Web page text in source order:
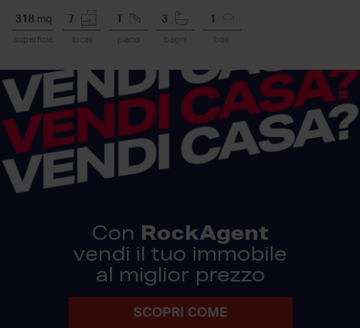
318 mq
superficie
7
locali piano
3
bagni
1
box
Con RockAgent
vendi il tuo immobile
al miglior prezzo
SCOPRI COME